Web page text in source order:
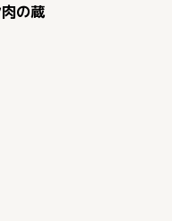
の蔵